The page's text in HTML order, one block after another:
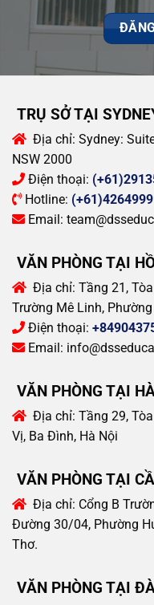
TRỤ SỞ TẠI
Địa chỉ: Sydney:
NSW 2000
Điện thoại:
Hotline:
Email:
VĂN PHÒNG TẠI
Địa chỉ: Tầng 21,
Trường Mê Linh,
Điện thoại:
Email:
VĂN PHÒNG TẠI
Địa chỉ: Tầng 29,
Vị, Ba Đình, Hà Nội
VĂN PHÒNG TẠI
Địa chỉ: Cổng B
Đường 30/04, Phường
Thơ.
VĂN PHÒNG TẠI